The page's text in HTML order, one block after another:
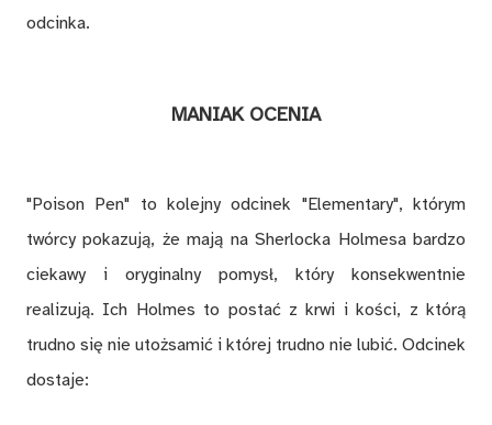
odcinka.
MANIAK OCENIA
"Poison Pen" to kolejny odcinek "Elementary", którym
twórcy pokazują, że mają na Sherlocka Holmesa bardzo
ciekawy i oryginalny pomysł, który konsekwentnie
realizują. Ich Holmes to postać z krwi i kości, z którą
trudno się nie utożsamić i której trudno nie lubić. Odcinek
dostaje: